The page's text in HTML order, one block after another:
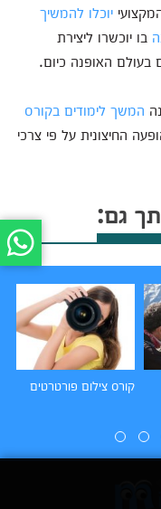
יוכלו להמשיך
בו יוכשרו ליצירת
בעולם האופנה כיום.
המשך לימודים בקורס
החיצונית על פי צרכי
גם:
קורס צילום פורטרטים